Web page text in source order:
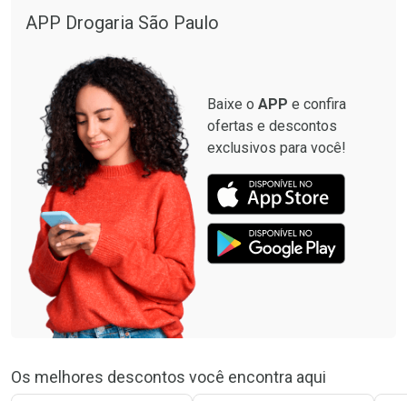
Comprar sem Desconto
Por R$ 130,95/cada
APP Drogaria São Paulo
Baixe o APP e confira
ofertas e descontos
exclusivos para você!
Os melhores descontos você encontra aqui